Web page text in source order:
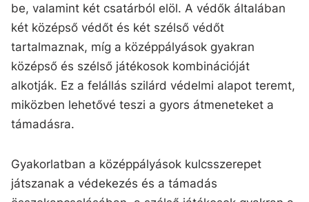
be, valamint két csatárból elöl. A védők általában
két középső védőt és két szélső védőt
tartalmaznak, míg a középpályások gyakran
középső és szélső játékosok kombinációját
alkotják. Ez a felállás szilárd védelmi alapot teremt,
miközben lehetővé teszi a gyors átmeneteket a
támadásra.
Gyakorlatban a középpályások kulcsszerepet
játszanak a védekezés és a támadás